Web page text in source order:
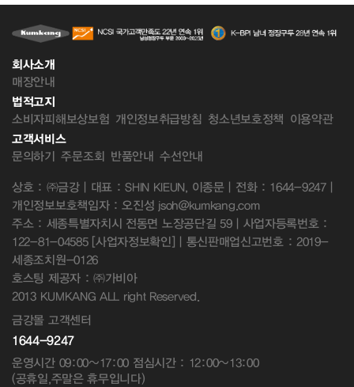
회사소개
매장안내
법적고지
소비자피해보상보험 개인정보취급방침 청소년보호정책 이용약관
고객서비스
문의하기 주문조회 반품안내 수선안내
상호 : ㈜금강 | 대표 : SHIN KIEUN, 이종문 | 전화 : 1644-9247 |
개인정보보호책임자 : 오진성 jsoh@kumkang.com
주소 : 세종특별자치시 전동면 노장공단길 59 | 사업자등록번호 :
122-81-04585 [사업자정보확인] | 통신판매업신고번호 : 2019-
세종조치원-0126
호스팅 제공자 : ㈜가비아
2013 KUMKANG ALL right Reserved.
금강몰 고객센터
1644-9247
운영시간 09:00~17:00 점심시간 : 12:00~13:00
(공휴일,주말은 휴무입니다)